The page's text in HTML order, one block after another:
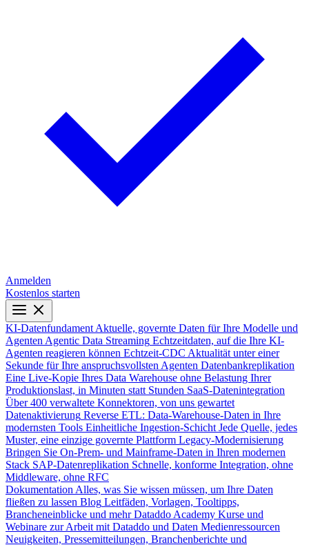
Anmelden
Kostenlos starten
KI-Datenfundament Aktuelle, governte Daten für Ihre Modelle und
Agenten Agentic Data Streaming Echtzeitdaten, auf die Ihre KI-
Agenten reagieren können Echtzeit-CDC Aktualität unter einer
Sekunde für Ihre anspruchsvollsten Agenten Datenbankreplikation
Eine Live-Kopie Ihres Data Warehouse ohne Belastung Ihrer
Produktionslast, in Minuten statt Stunden SaaS-Datenintegration
Über 400 verwaltete Konnektoren, von uns gewartet
Datenaktivierung Reverse ETL: Data-Warehouse-Daten in Ihre
modernsten Tools Einheitliche Ingestion-Schicht Jede Quelle, jedes
Muster, eine einzige governte Plattform Legacy-Modernisierung
Bringen Sie On-Prem- und Mainframe-Daten in Ihren modernen
Stack SAP-Datenreplikation Schnelle, konforme Integration, ohne
Middleware, ohne RFC
Dokumentation Alles, was Sie wissen müssen, um Ihre Daten
fließen zu lassen Blog Leitfäden, Vorlagen, Tooltipps,
Brancheneinblicke und mehr Dataddo Academy Kurse und
Webinare zur Arbeit mit Dataddo und Daten Medienressourcen
Neuigkeiten, Pressemitteilungen, Branchenberichte und